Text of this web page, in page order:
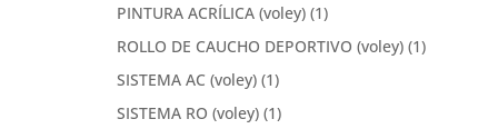
PINTURA ACRÍLICA (voley) (1)
ROLLO DE CAUCHO DEPORTIVO (voley) (1)
SISTEMA AC (voley) (1)
SISTEMA RO (voley) (1)